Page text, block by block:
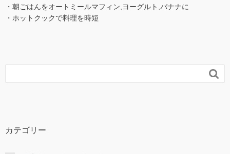
・朝ごはんをオートミールマフィン,ヨーグルト,バナナに
・ホットクックで料理を時短

カテゴリー